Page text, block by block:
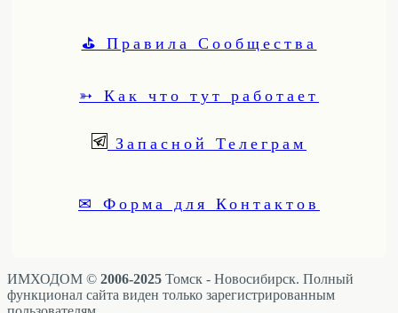
⛳ Правила Сообщества
➳ Как что тут работает
Запасной Телеграм
✉ Форма для Контактов
ИМХОДОМ © 2006-2025 Томск - Новосибирск. Полный
функционал сайта виден только зарегистрированным